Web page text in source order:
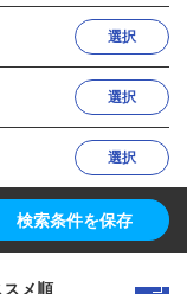
選択
選択
選択
検索条件を保存